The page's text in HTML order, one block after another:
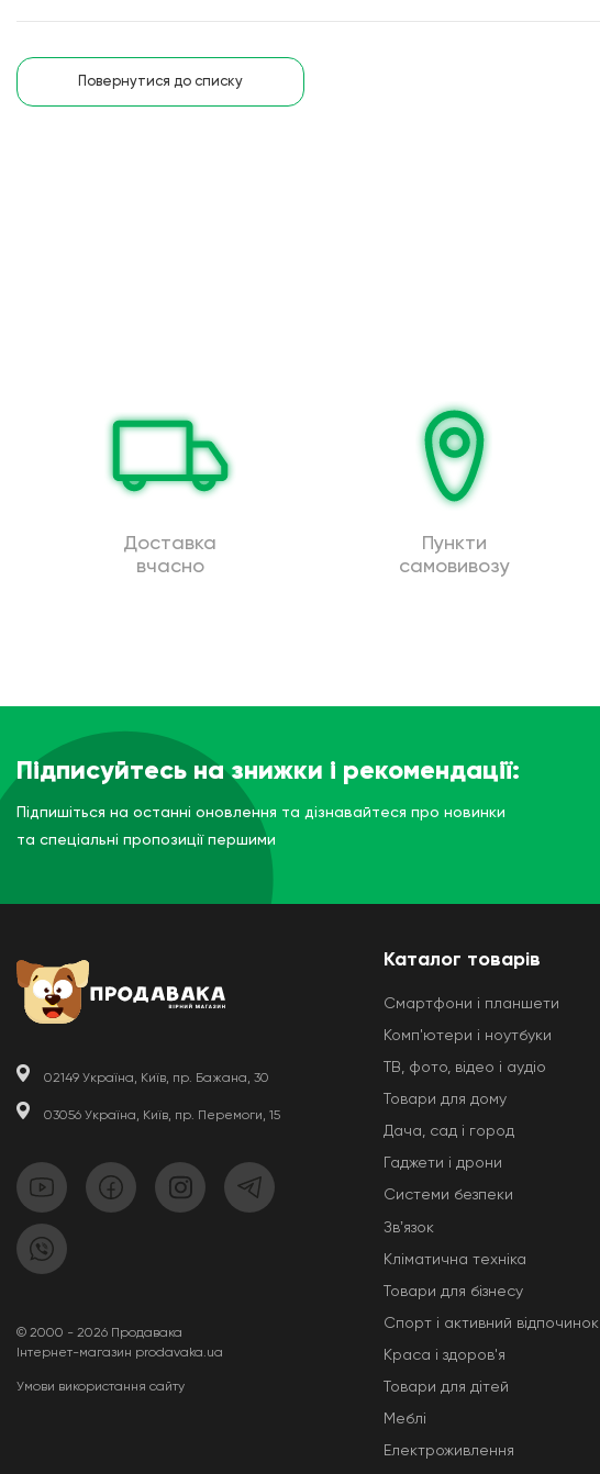
Повернутися до списку
Доставка
вчасно
Пункти
самовивозу
Підписуйтесь на знижки і рекомендації:
Підпишіться на останні оновлення та дізнавайтеся про новинки
та спеціальні пропозиції першими
02149 Україна, Київ, пр. Бажана, 30
03056 Україна, Київ, пр. Перемоги, 15
© 2000 - 2026 Продавака
Інтернет-магазин prodavaka.ua
Умови використання сайту
Каталог товарів
Смартфони і планшети
Комп'ютери і ноутбуки
ТВ, фото, відео і аудіо
Товари для дому
Дача, сад і город
Гаджети і дрони
Системи безпеки
Звʼязок
Кліматична техніка
Товари для бізнесу
Спорт і активний відпочинок
Краса і здоров'я
Товари для дітей
Меблі
Електроживлення